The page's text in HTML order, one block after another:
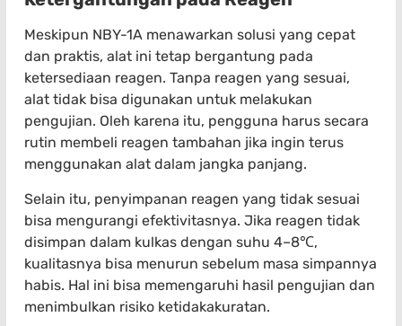
Meskipun NBY-1A menawarkan solusi yang cepat
dan praktis, alat ini tetap bergantung pada
ketersediaan reagen. Tanpa reagen yang sesuai,
alat tidak bisa digunakan untuk melakukan
pengujian. Oleh karena itu, pengguna harus secara
rutin membeli reagen tambahan jika ingin terus
menggunakan alat dalam jangka panjang.
Selain itu, penyimpanan reagen yang tidak sesuai
bisa mengurangi efektivitasnya. Jika reagen tidak
disimpan dalam kulkas dengan suhu 4–8℃,
kualitasnya bisa menurun sebelum masa simpannya
habis. Hal ini bisa memengaruhi hasil pengujian dan
menimbulkan risiko ketidakakuratan.